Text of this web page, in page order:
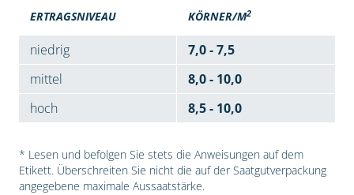
ERTRAGSNIVEAU KÖRNER/M2
niedrig
7,0 - 7,5
mittel
8,0 - 10,0
hoch
8,5 - 10,0
* Lesen und befolgen Sie stets die Anweisungen auf dem
Etikett. Überschreiten Sie nicht die auf der Saatgutverpackung
angegebene maximale Aussaatstärke.